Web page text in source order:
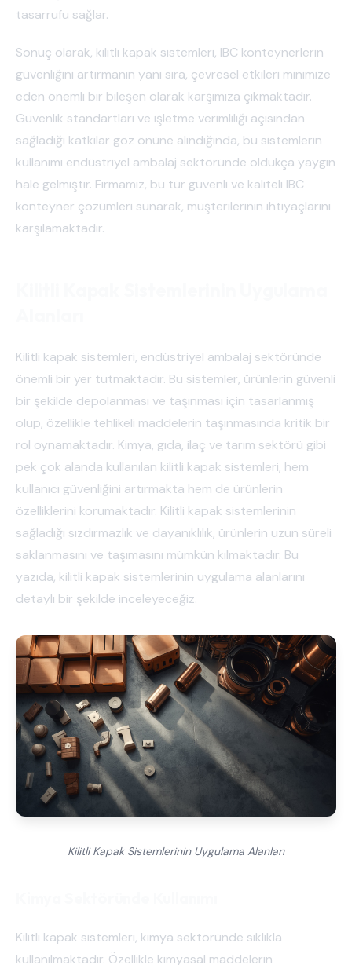
tasarrufu sağlar.
Sonuç olarak, kilitli kapak sistemleri, IBC konteynerlerin
güvenliğini artırmanın yanı sıra, çevresel etkileri minimize
eden önemli bir bileşen olarak karşımıza çıkmaktadır.
Güvenlik standartları ve işletme verimliliği açısından
sağladığı katkılar göz önüne alındığında, bu sistemlerin
kullanımı endüstriyel ambalaj sektöründe oldukça yaygın
hale gelmiştir. Firmamız, bu tür güvenli ve kaliteli IBC
konteyner çözümleri sunarak, müşterilerinin ihtiyaçlarını
karşılamaktadır.
Kilitli kapak sistemleri, endüstriyel ambalaj sektöründe
önemli bir yer tutmaktadır. Bu sistemler, ürünlerin güvenli
bir şekilde depolanması ve taşınması için tasarlanmış
olup, özellikle tehlikeli maddelerin taşınmasında kritik bir
rol oynamaktadır. Kimya, gıda, ilaç ve tarım sektörü gibi
pek çok alanda kullanılan kilitli kapak sistemleri, hem
kullanıcı güvenliğini artırmakta hem de ürünlerin
özelliklerini korumaktadır. Kilitli kapak sistemlerinin
sağladığı sızdırmazlık ve dayanıklılık, ürünlerin uzun süreli
saklanmasını ve taşımasını mümkün kılmaktadır. Bu
yazıda, kilitli kapak sistemlerinin uygulama alanlarını
detaylı bir şekilde inceleyeceğiz.
Kilitli Kapak Sistemlerinin Uygulama Alanları
Kilitli kapak sistemleri, kimya sektöründe sıklıkla
kullanılmaktadır. Özellikle kimyasal maddelerin